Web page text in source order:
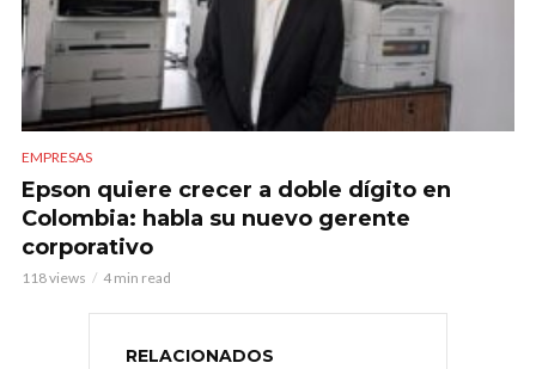
EMPRESAS
Epson quiere crecer a doble dígito en
Colombia: habla su nuevo gerente
corporativo
118 views 4 min read
RELACIONADOS